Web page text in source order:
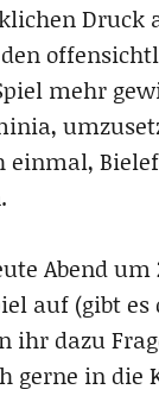
Druck
mehr
einmal,
Abend um
auf (gibt
ihr dazu
gerne in die